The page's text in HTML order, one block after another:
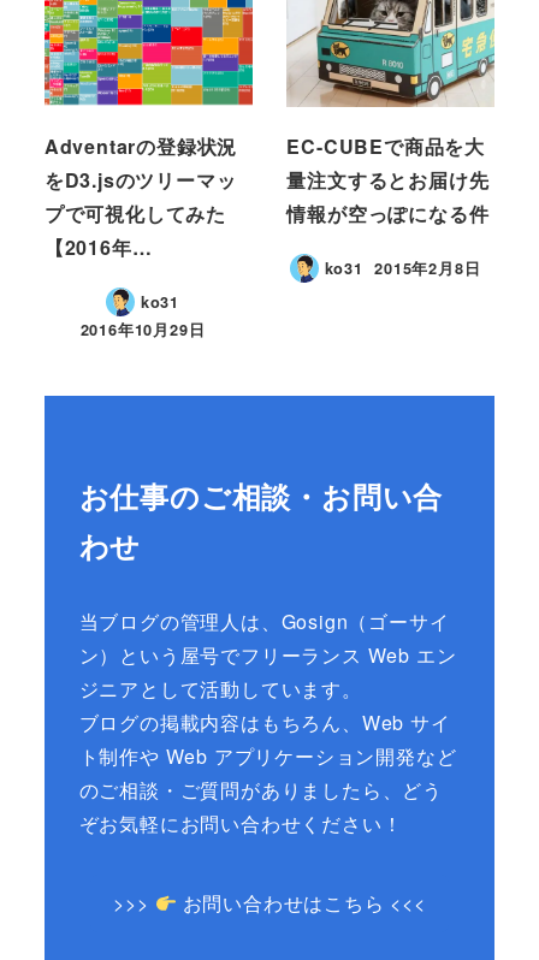
Adventarの登録状況
をD3.jsのツリーマッ
プで可視化してみた
【2016年…
ko31
2016年10月29日
EC-CUBEで商品を大
量注文するとお届け先
情報が空っぽになる件
ko31 2015年2月8日
お仕事のご相談・お問い合
わせ
当ブログの管理人は、Gosign（ゴーサイ
ン）という屋号でフリーランス Web エン
ジニアとして活動しています。
ブログの掲載内容はもちろん、Web サイ
ト制作や Web アプリケーション開発など
のご相談・ご質問がありましたら、どう
ぞお気軽にお問い合わせください！
>>> お問い合わせはこちら <<<